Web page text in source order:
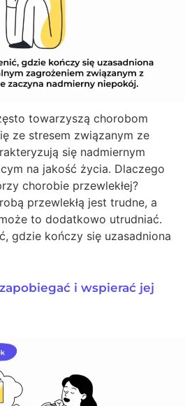
towarzyszą chorobom
ze stresem związanym ze
się nadmiernym
na jakość życia. Dlaczego
chorobie przewlekłej?
przewlekłą jest trudne, a
to dodatkowo utrudniać.
gdzie kończy się uzasadniona
i wspierać jej